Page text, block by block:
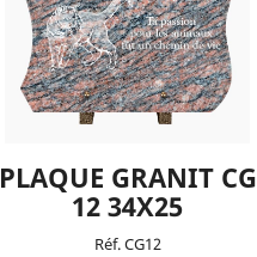
PLAQUE GRANIT CG
12 34X25
Réf. CG12